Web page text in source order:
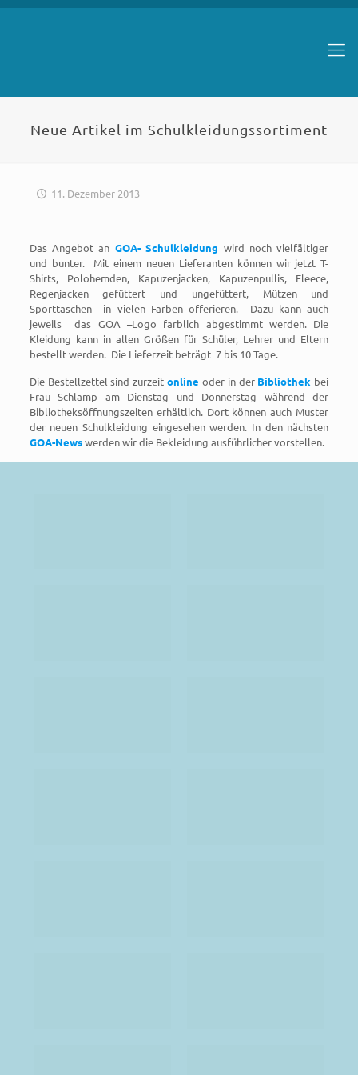
Neue Artikel im Schulkleidungssortiment
11. Dezember 2013
Das Angebot an GOA- Schulkleidung wird noch vielfältiger
und bunter. Mit einem neuen Lieferanten können wir jetzt T-
Shirts, Polohemden, Kapuzenjacken, Kapuzenpullis, Fleece,
Regenjacken gefüttert und ungefüttert, Mützen und
Sporttaschen in vielen Farben offerieren. Dazu kann auch
jeweils das GOA –Logo farblich abgestimmt werden. Die
Kleidung kann in allen Größen für Schüler, Lehrer und Eltern
bestellt werden. Die Lieferzeit beträgt 7 bis 10 Tage.
Die Bestellzettel sind zurzeitonline oder in der Bibliothek bei
Frau Schlamp am Dienstag und Donnerstag während der
Bibliotheksöffnungszeiten erhältlich. Dort können auch Muster
der neuen Schulkleidung eingesehen werden. In den nächsten
GOA-Newswerden wir die Bekleidung ausführlicher vorstellen.